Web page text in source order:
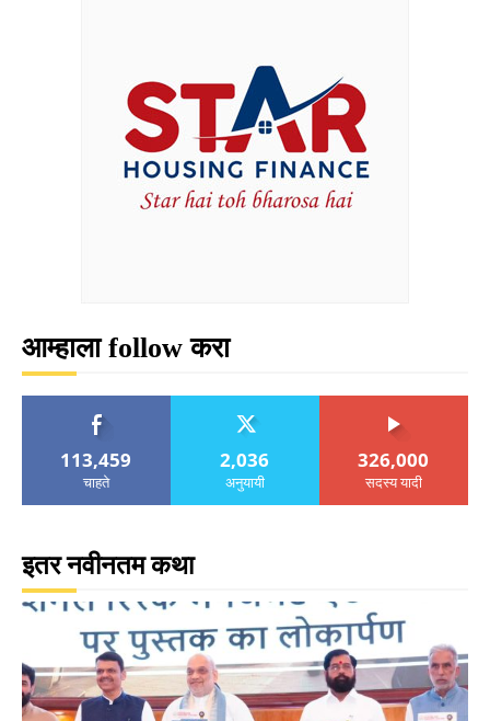
आम्हाला follow करा
113,459
चाहते
2,036
अनुयायी
326,000
सदस्य यादी
इतर नवीनतम कथा